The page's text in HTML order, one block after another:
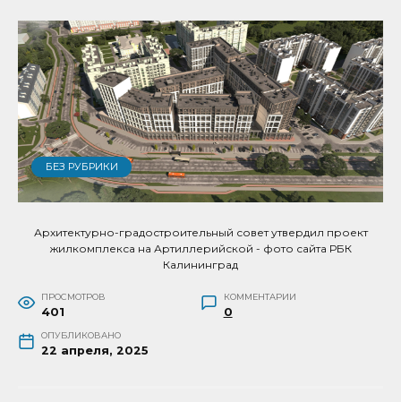
БЕЗ РУБРИКИ
Архитектурно-градостроительный совет утвердил проект
жилкомплекса на Артиллерийской - фото сайта РБК
Калининград
ПРОСМОТРОВ
401
КОММЕНТАРИИ
0
ОПУБЛИКОВАНО
22 апреля, 2025